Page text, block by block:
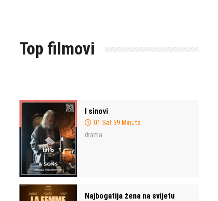
Top filmovi
I sinovi
01 Sat 59 Minuta
drama
Najbogatija žena na svijetu